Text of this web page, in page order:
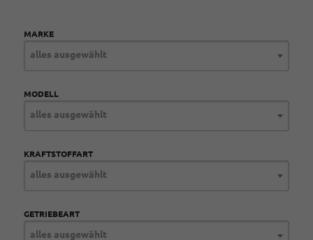
MARKE
alles ausgewählt
MODELL
alles ausgewählt
KRAFTSTOFFART
alles ausgewählt
GETRIEBEART
alles ausgewählt